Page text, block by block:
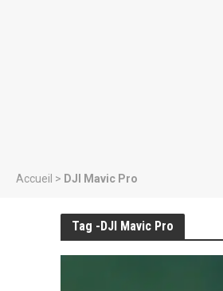
Accueil > DJI Mavic Pro
Tag -DJI Mavic Pro